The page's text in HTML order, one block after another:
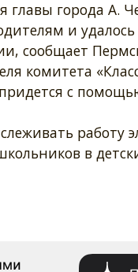
главы города А.
и
сообщает
комитета
с
работу
в